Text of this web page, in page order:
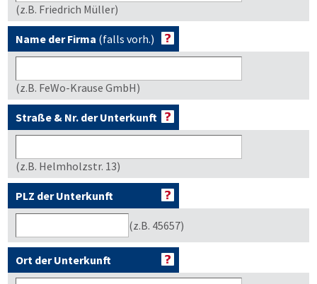
(z.B. Friedrich Müller)
Name der Firma (falls vorh.)
(z.B. FeWo-Krause GmbH)
Straße & Nr. der Unterkunft
(z.B. Helmholzstr. 13)
PLZ der Unterkunft
(z.B. 45657)
Ort der Unterkunft